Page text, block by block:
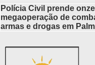
Polícia Civil prende
megaoperação de
armas e drogas em